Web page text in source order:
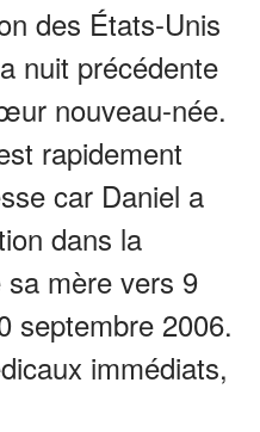
des États-Unis
nuit précédente
nouveau-née.
rapidement
car Daniel a
dans la
mère vers 9
septembre 2006.
immédiats,